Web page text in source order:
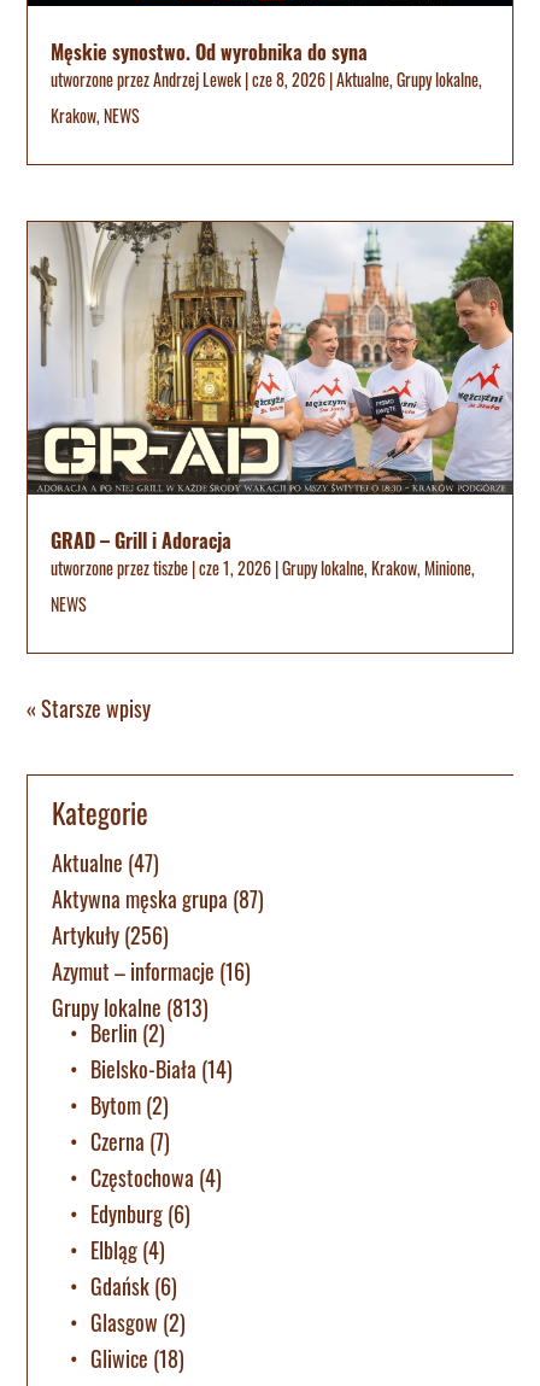
Męskie synostwo. Od wyrobnika do syna
utworzone przezAndrzej Lewek|cze 8, 2026|Aktualne,Grupy lokalne,
Krakow,NEWS
GRAD – Grill i Adoracja
utworzone przeztiszbe|cze 1, 2026|Grupy lokalne,Krakow,Minione,
NEWS
« Starsze wpisy
Kategorie
Aktualne (47)
Aktywna męska grupa (87)
Artykuły(256)
Azymut – informacje (16)
Grupy lokalne (813)
Berlin (2)
Bielsko-Biała (14)
Bytom(2)
Czerna (7)
Częstochowa (4)
Edynburg(6)
Elbląg(4)
Gdańsk(6)
Glasgow (2)
Gliwice (18)